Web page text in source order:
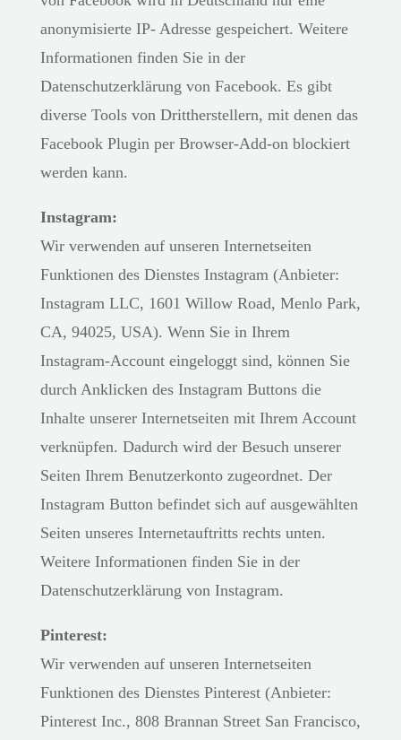
anonymisierte IP- Adresse gespeichert. Weitere
Informationen finden Sie in der
Datenschutzerklärung von Facebook. Es gibt
diverse Tools von Drittherstellern, mit denen das
Facebook Plugin per Browser-Add-on blockiert
werden kann.
Instagram:
Wir verwenden auf unseren Internetseiten
Funktionen des Dienstes Instagram (Anbieter:
Instagram LLC, 1601 Willow Road, Menlo Park,
CA, 94025, USA). Wenn Sie in Ihrem
Instagram-Account eingeloggt sind, können Sie
durch Anklicken des Instagram Buttons die
Inhalte unserer Internetseiten mit Ihrem Account
verknüpfen. Dadurch wird der Besuch unserer
Seiten Ihrem Benutzerkonto zugeordnet. Der
Instagram Button befindet sich auf ausgewählten
Seiten unseres Internetauftritts rechts unten.
Weitere Informationen finden Sie in der
Datenschutzerklärung von Instagram.
Pinterest:
Wir verwenden auf unseren Internetseiten
Funktionen des Dienstes Pinterest (Anbieter:
Pinterest Inc., 808 Brannan Street San Francisco,